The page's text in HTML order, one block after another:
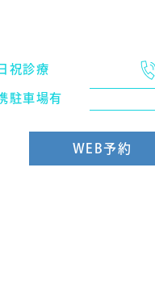
祝診療
駐車場有
WEB予約